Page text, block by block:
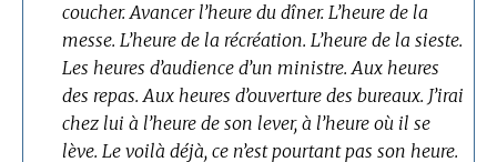
coucher. Avancer l’heure du dîner. L’heure de la
messe. L’heure de la récréation. L’heure de la sieste.
Les heures d’audience d’un ministre. Aux heures
des repas. Aux heures d’ouverture des bureaux. J’irai
chez lui à l’heure de son lever, à l’heure où il se
lève. Le voilà déjà, ce n’est pourtant pas son heure.